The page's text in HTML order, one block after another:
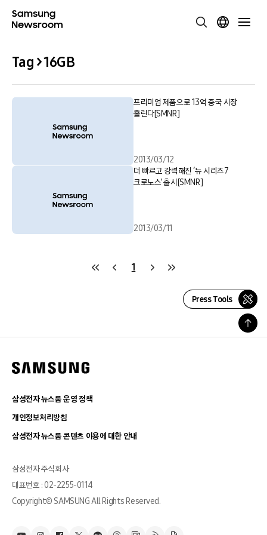
Tag > 16GB
프리미엄 제품으로 13억 중국 시장
홀린다[SMNR]
2013/03/12
더 빠르고 강력해진 ‘뉴 시리즈7
크로노스’ 출시[SMNR]
2013/03/11
1
Press Tools
삼성전자 뉴스룸 운영 정책
개인정보처리방침
삼성전자 뉴스룸 콘텐츠 이용에 대한 안내
삼성전자 주식회사
대표번호 : 02-2255-0114
Copyright© SAMSUNG All Rights Reserved.